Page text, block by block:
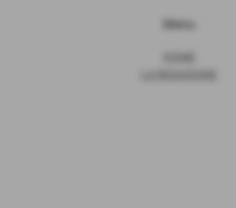
Menu